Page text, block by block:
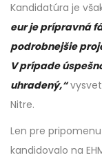
Kandidatúra je
eurje prípravná
podrobnejšie
V prípade
uhradený,“
Nitre.
Len pre
kandidovalo na